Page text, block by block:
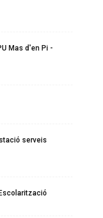
Mas d'en Pi -
serveis